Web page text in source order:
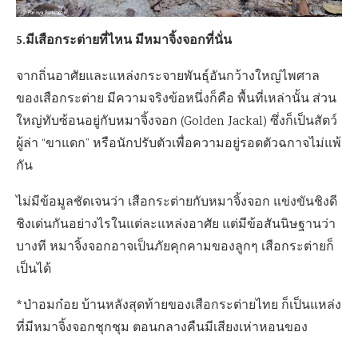
5.มีเสือกระต่ายที่ไหน มีหมาจิ้งจอกที่นั่น
จากถิ่นอาศัยและแหล่งกระจายพันธุ์อันกว้างใหญ่ไพศาล
ของเสือกระต่าย มีความจริงข้อหนึ่งก็คือ พื้นที่เหล่านั้น ส่วน
ใหญ่ทับซ้อนอยู่กับหมาจิ้งจอก (Golden Jackal) ซึ่งก็เป็นสัตว์
ผู้ล่า “ขาแดก” หรือนักปรับตัวเพื่อความอยู่รอดตัวฉกาจไม่แพ้
กัน
ไม่มีข้อมูลชัดเจนว่า เสือกระต่ายกับหมาจิ้งจอก แข่งขันชิงดี
ชิงเด่นกันอย่างไรในแต่ละแหล่งอาศัย แต่มีข้อสันนิษฐานว่า
บางที หมาจิ้งจอกอาจเป็นภัยคุกคามของลูกๆ เสือกระต่ายก็
เป็นได้
*ป่าอมก๋อย บ้านหลังสุดท้ายของเสือกระต่ายไทย ก็เป็นแหล่ง
ที่มีหมาจิ้งจอกชุกชุม ตอนกลางคืนมีเสียงเห่าหอนของ